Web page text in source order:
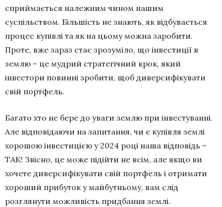
сприймається належним чином нашим
суспільством. Більшість не знають, як відбувається
процес купівлі та як на цьому можна заробити.
Проте, вже зараз стає зрозуміло, що інвестиції в
землю – це мудрий стратегічний крок, який
інвестори повинні зробити, щоб диверсифікувати
свій портфель.
Багато хто не бере до уваги землю при інвестуванні.
Але відповідаючи на запитання, чи є купівля землі
хорошою інвестицією у 2024 році наша відповідь –
ТАК! Звісно, це може підійти не всім, але якщо ви
хочете диверсифікувати свій портфель і отримати
хороший прибуток у майбутньому, вам слід
розглянути можливість придбання землі.